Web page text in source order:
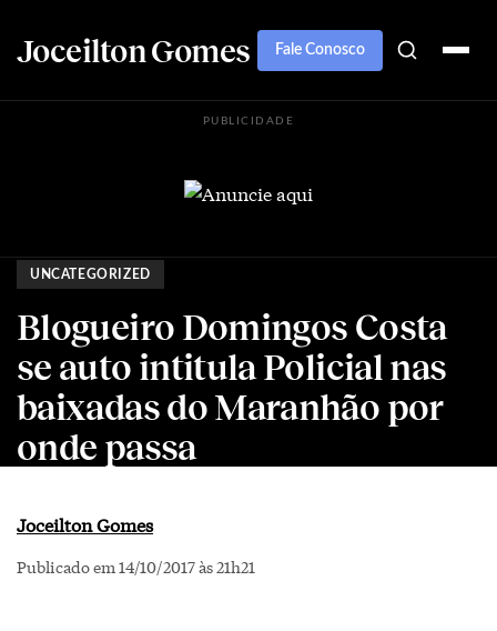
Joceilton Gomes Fale Conosco
PUBLICIDADE
UNCATEGORIZED
Blogueiro Domingos Costa
se auto intitula Policial nas
baixadas do Maranhão por
onde passa
Joceilton Gomes
Publicado em 14/10/2017 às 21h21